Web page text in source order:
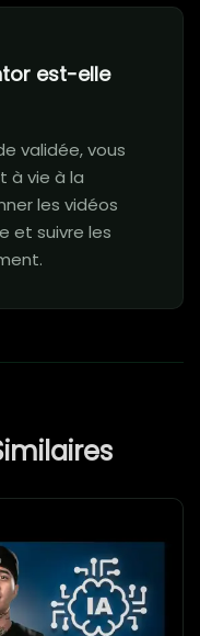
est-elle
validée, vous
à vie à la
les vidéos
et suivre les